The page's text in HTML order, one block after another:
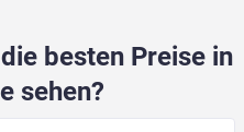
besten Preise in
sehen?